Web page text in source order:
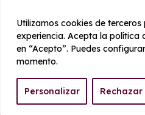
Utilizamos cookies de
experiencia. Acepta la política
en “Acepto”. Puedes
momento.
Personalizar
© 2020 - 2026
Aviso legal y Privacidad